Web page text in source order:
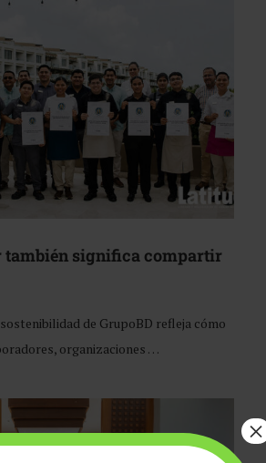
también significa compartir
de GrupoBD refleja cómo
organizaciones …
×